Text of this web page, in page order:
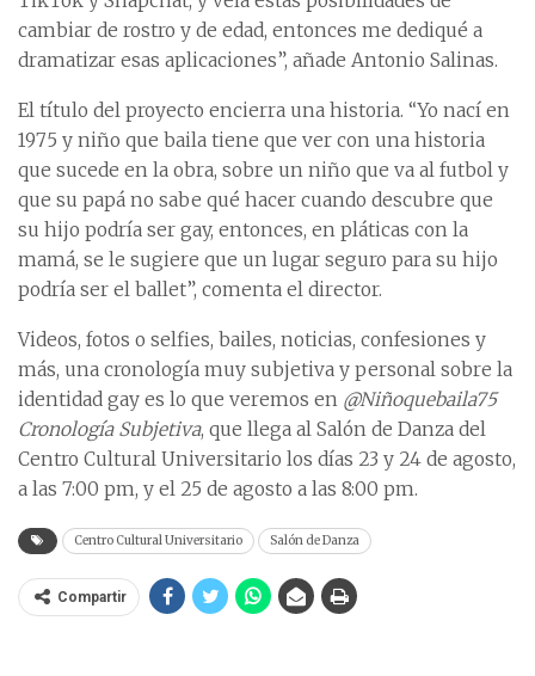
cambiar de rostro y de edad, entonces me dediqué a
dramatizar esas aplicaciones”, añade Antonio Salinas.
El título del proyecto encierra una historia. “Yo nací en
1975 y niño que baila tiene que ver con una historia
que sucede en la obra, sobre un niño que va al futbol y
que su papá no sabe qué hacer cuando descubre que
su hijo podría ser gay, entonces, en pláticas con la
mamá, se le sugiere que un lugar seguro para su hijo
podría ser el ballet”, comenta el director.
Videos, fotos o selfies, bailes, noticias, confesiones y
más, una cronología muy subjetiva y personal sobre la
identidad gay es lo que veremos en @Niñoquebaila75
Cronología Subjetiva, que llega al Salón de Danza del
Centro Cultural Universitario los días 23 y 24 de agosto,
a las 7:00 pm, y el 25 de agosto a las 8:00 pm.
Centro Cultural Universitario Salón de Danza
Compartir